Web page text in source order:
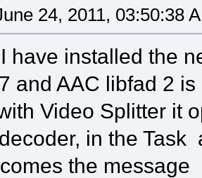
24, 2011, 03:50:38
have installed the
and AAC libfad 2
Video Splitter it
in the Task
the message